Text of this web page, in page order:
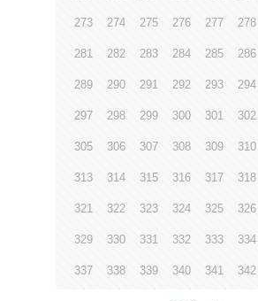
273 274 275 276 277 278
281 282 283 284 285 286
289 290 291 292 293 294
297 298 299 300 301 302
305 306 307 308 309 310
313 314 315 316 317 318
321 322 323 324 325 326
329 330 331 332 333 334
337 338 339 340 341 342